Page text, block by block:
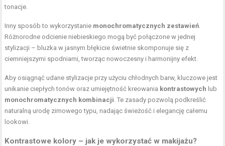
tonacje.
Inny sposób to wykorzystanie monochromatycznych zestawień
Różnorodne odcienie niebieskiego mogą być połączone w jednej
stylizacji – bluzka w jasnym błękicie świetnie skomponuje się z
ciemniejszymi spodniami, tworząc nowoczesny i harmonijny efekt.
Aby osiągnąć udane stylizacje przy użyciu chłodnych barw, kluczowe jest
unikanie ciepłych tonów oraz umiejętność kreowania kontrastowych lub
monochromatycznych kombinacji . Te zasady pozwolą podkreślić
naturalną urodę zimowego typu, nadając świeżość i elegancję całemu
lookowi.
Kontrastowe kolory – jak je wykorzystać w makijażu?